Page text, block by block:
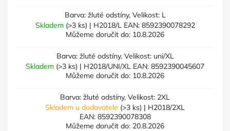
Barva: žluté odstíny, Velikost: L
Skladem (>3 ks) | H2018/L EAN: 8592390078292
Můžeme doručit do: 10.8.2026
Barva: žluté odstíny, Velikost: uni/XL
Skladem (>3 ks) | H2018/UNI/XL EAN: 8592390045607
Můžeme doručit do: 10.8.2026
Barva: žluté odstíny, Velikost: 2XL
Skladem u dodavatele (>3 ks) | H2018/2XL
EAN: 8592390078308
Můžeme doručit do: 20.8.2026